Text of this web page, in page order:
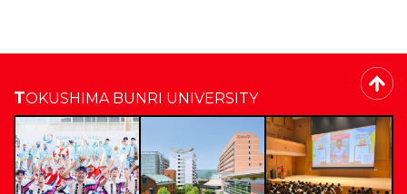
TOKUSHIMA BUNRI UNIVERSITY